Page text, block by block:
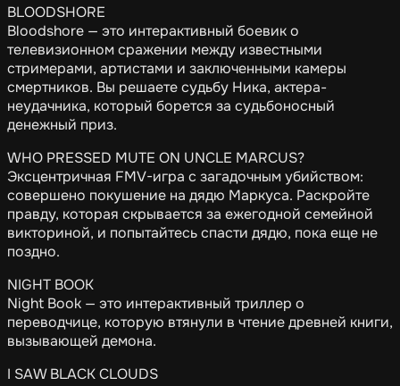
BLOODSHORE
Bloodshore — это интерактивный боевик о
телевизионном сражении между известными
стримерами, артистами и заключенными камеры
смертников. Вы решаете судьбу Ника, актера-
неудачника, который борется за судьбоносный
денежный приз.
WHO PRESSED MUTE ON UNCLE MARCUS?
Эксцентричная FMV-игра с загадочным убийством:
совершено покушение на дядю Маркуса. Раскройте
правду, которая скрывается за ежегодной семейной
викториной, и попытайтесь спасти дядю, пока еще не
поздно.
NIGHT BOOK
Night Book — это интерактивный триллер о
переводчице, которую втянули в чтение древней книги,
вызывающей демона.
I SAW BLACK CLOUDS